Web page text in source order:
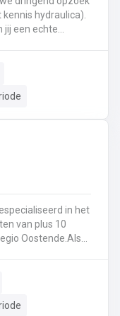
hydraulica).
in het
van plus 10
Oostende.Als
voor:
van